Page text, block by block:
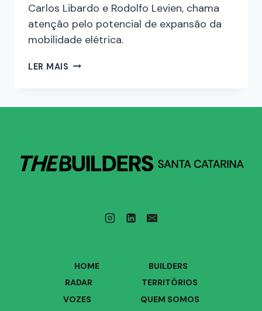
Carlos Libardo e Rodolfo Levien, chama
atenção pelo potencial de expansão da
mobilidade elétrica.
LER MAIS
HOME
BUILDERS
RADAR
TERRITÓRIOS
VOZES
QUEM SOMOS